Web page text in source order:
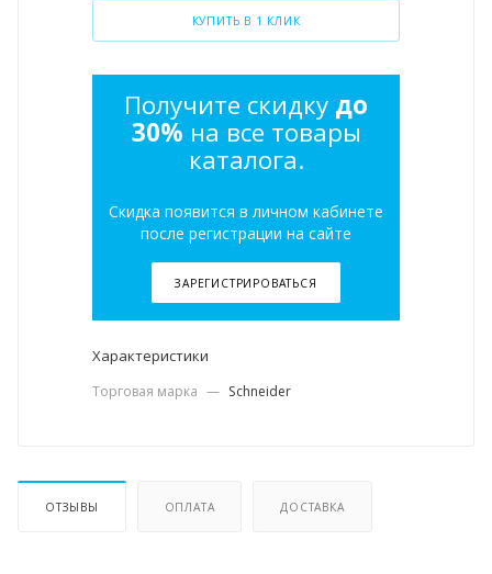
КУПИТЬ В 1 КЛИК
Получите скидку до
30% на все товары
каталога.
Скидка появится в личном кабинете
после регистрации на сайте
ЗАРЕГИСТРИРОВАТЬСЯ
Характеристики
Торговая марка — Schneider
ОТЗЫВЫ ОПЛАТА ДОСТАВКА